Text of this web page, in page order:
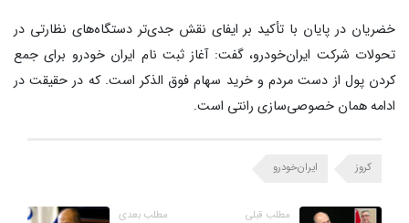
خضریان در پایان با تأکید بر ایفای نقش جدی‌تر دستگاه‌های نظارتی در
تحولات شرکت ایران‌خودرو، گفت: آغاز ثبت نام ایران خودرو برای جمع
کردن پول از دست مردم و خرید سهام فوق الذکر است. که در حقیقت در
ادامه همان خصوصی‌سازی رانتی است.
کروز ایران‌خودرو
مطلب قبلی
مطلب بعدی